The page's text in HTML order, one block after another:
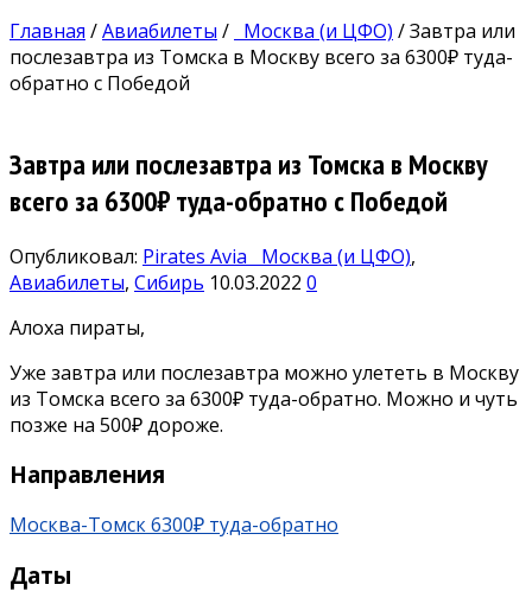
Главная /Авиабилеты / Москва (и ЦФО) /Завтра или
послезавтра из Томска в Москву всего за 6300₽ туда-
обратно с Победой
Завтра или послезавтра из Томска в Москву
всего за 6300₽ туда-обратно с Победой
Опубликовал: Pirates Avia Москва (и ЦФО),
Авиабилеты, Сибирь 10.03.2022 0
Алоха пираты,
Уже завтра или послезавтра можно улететь в Москву
из Томска всего за 6300₽ туда-обратно. Можно и чуть
позже на 500₽ дороже.
Направления
Москва-Томск 6300₽ туда-обратно
Даты